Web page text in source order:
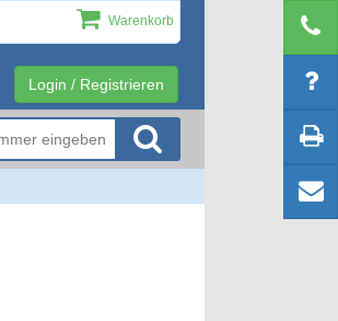
Login / Registrieren
Warenkorb